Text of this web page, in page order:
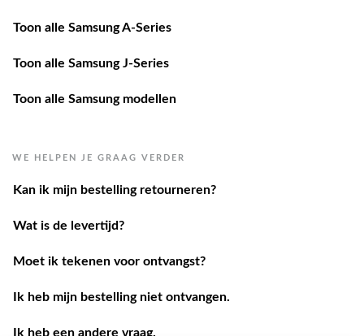
Toon alle Samsung A-Series
Toon alle Samsung J-Series
Toon alle Samsung modellen
WE HELPEN JE GRAAG VERDER
Kan ik mijn bestelling retourneren?
Wat is de levertijd?
Moet ik tekenen voor ontvangst?
Ik heb mijn bestelling niet ontvangen.
Ik heb een andere vraag.